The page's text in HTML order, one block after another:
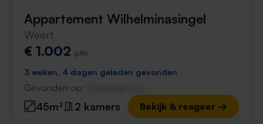
Appartement Wilhelminasingel
Weert
€ 1.002 p/m
3 weken, 4 dagen geleden gevonden
Gevonden op:
45m² 2 kamers Bekijk & reageer →